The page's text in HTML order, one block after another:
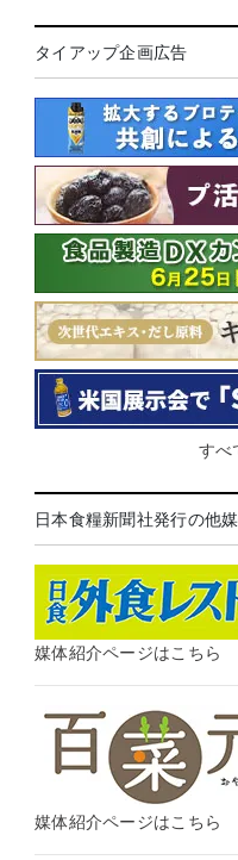
タイアップ企画広告
すべ
日本食糧新聞社発行の他
媒体紹介ページはこちら
媒体紹介ページはこちら